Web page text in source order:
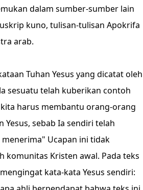
dalam sumber-sumber lain
kuno, tulisan-tulisan Apokrifa
arab.
Tuhan Yesus yang dicatat oleh
sesuatu telah kuberikan contoh
harus membantu orang-orang
sebab Ia sendiri telah
Ucapan ini tidak
Kristen awal. Pada teks
kata-kata Yesus sendiri: